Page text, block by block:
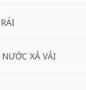
XẢ VẢI